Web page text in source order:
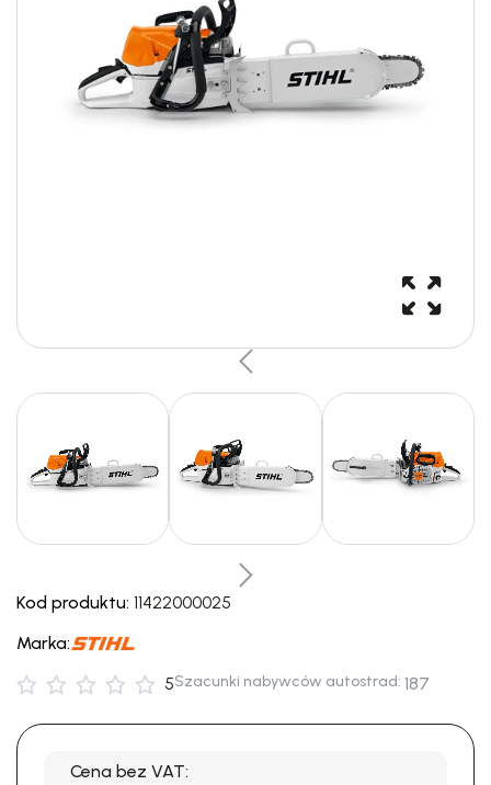
Kod produktu: 11422000025
Marka:
5Szacunki nabywców autostrad: 187
Cena bez VAT: